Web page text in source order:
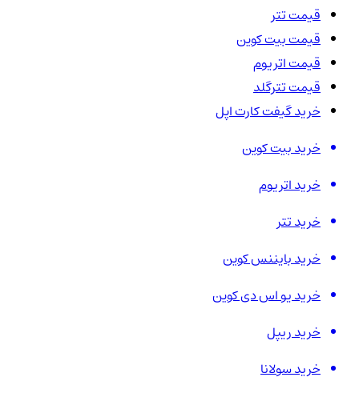
قیمت تتر
قیمت بیت کوین
قیمت اتریوم
قیمت تترگلد
خرید گیفت کارت اپل
خرید بیت کوین
خرید اتریوم
خرید تتر
خرید بایننس کوین
خرید یو اس دی کوین
خرید ریپل
خرید سولانا